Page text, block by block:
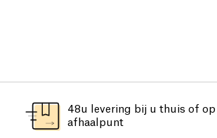
48u levering bij u thuis of op
afhaalpunt